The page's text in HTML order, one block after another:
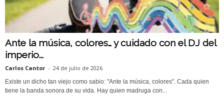
Ante la música, colores… y cuidado con el DJ del
imperio...
Carlos Cantor - 24 de julio de 2026
Existe un dicho tan viejo como sabio: "Ante la música, colores". Cada quien
tiene la banda sonora de su vida. Hay quien madruga con...